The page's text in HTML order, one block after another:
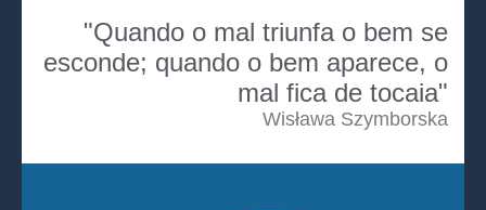
"Quando o mal triunfa o bem se
esconde; quando o bem aparece, o
mal fica de tocaia"
Wisława Szymborska